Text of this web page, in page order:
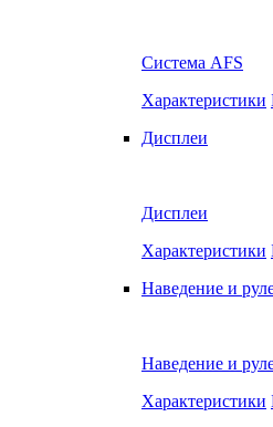
Система AFS
Характеристики
Дисплеи
Дисплеи
Характеристики
Наведение и
Наведение и
Характеристики